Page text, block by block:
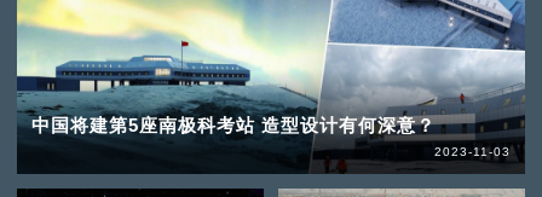
中国将建第5座南极科考站 造型设计有何深意？
2023-11-03